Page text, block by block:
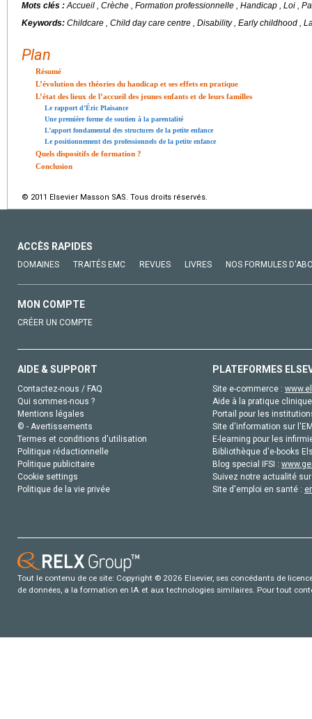
Mots clés :Accueil , Crèche , Formation professionnelle , Handicap , Loi ,
Keywords: Childcare , Child day care centre , Disability , Early childhood ,
Plan
Résumé
L’évolution des théories du handicap et ses effets en pratique
L’état des lieux de l’accueil des jeunes enfants et de leurs familles
Le rapport d’Éric Plaisance
Une première forme de soutien à la parentalité
L’apport fondamental des structures de la petite enfance
Le positionnement des professionnels de la petite enfance
Quels dispositifs de formation ?
Conclusion
© 2011 Elsevier Masson SAS. Tous droits réservés.
ACCÈS RAPIDES
DOMAINES TRAITÉS EMC REVUES LIVRES NOS FORMULES
MON COMPTE
CRÉER UN COMPTE
AIDE & SUPPORT
Contactez-nous / FAQ
Qui sommes-nous ?
Mentions légales
© - Avertissements
Termes et conditions d'utilisation
Politique rédactionnelle
Politique publicitaire
Cookie settings
Politique de la vie privée
PLATEFORMES
Site e-commerce :
Aide à la pratique
Portail pour les
Site d'information sur
E-learning pour les
Bibliothèque d'e-books
Blog special IFSI :
Suivez notre actualité
Site d'emploi en santé :
Tout le contenu de ce site: Copyright © 2026 Elsevier, ses concédants de
de données, a la formation en IA et aux technologies similaires. Pour tout